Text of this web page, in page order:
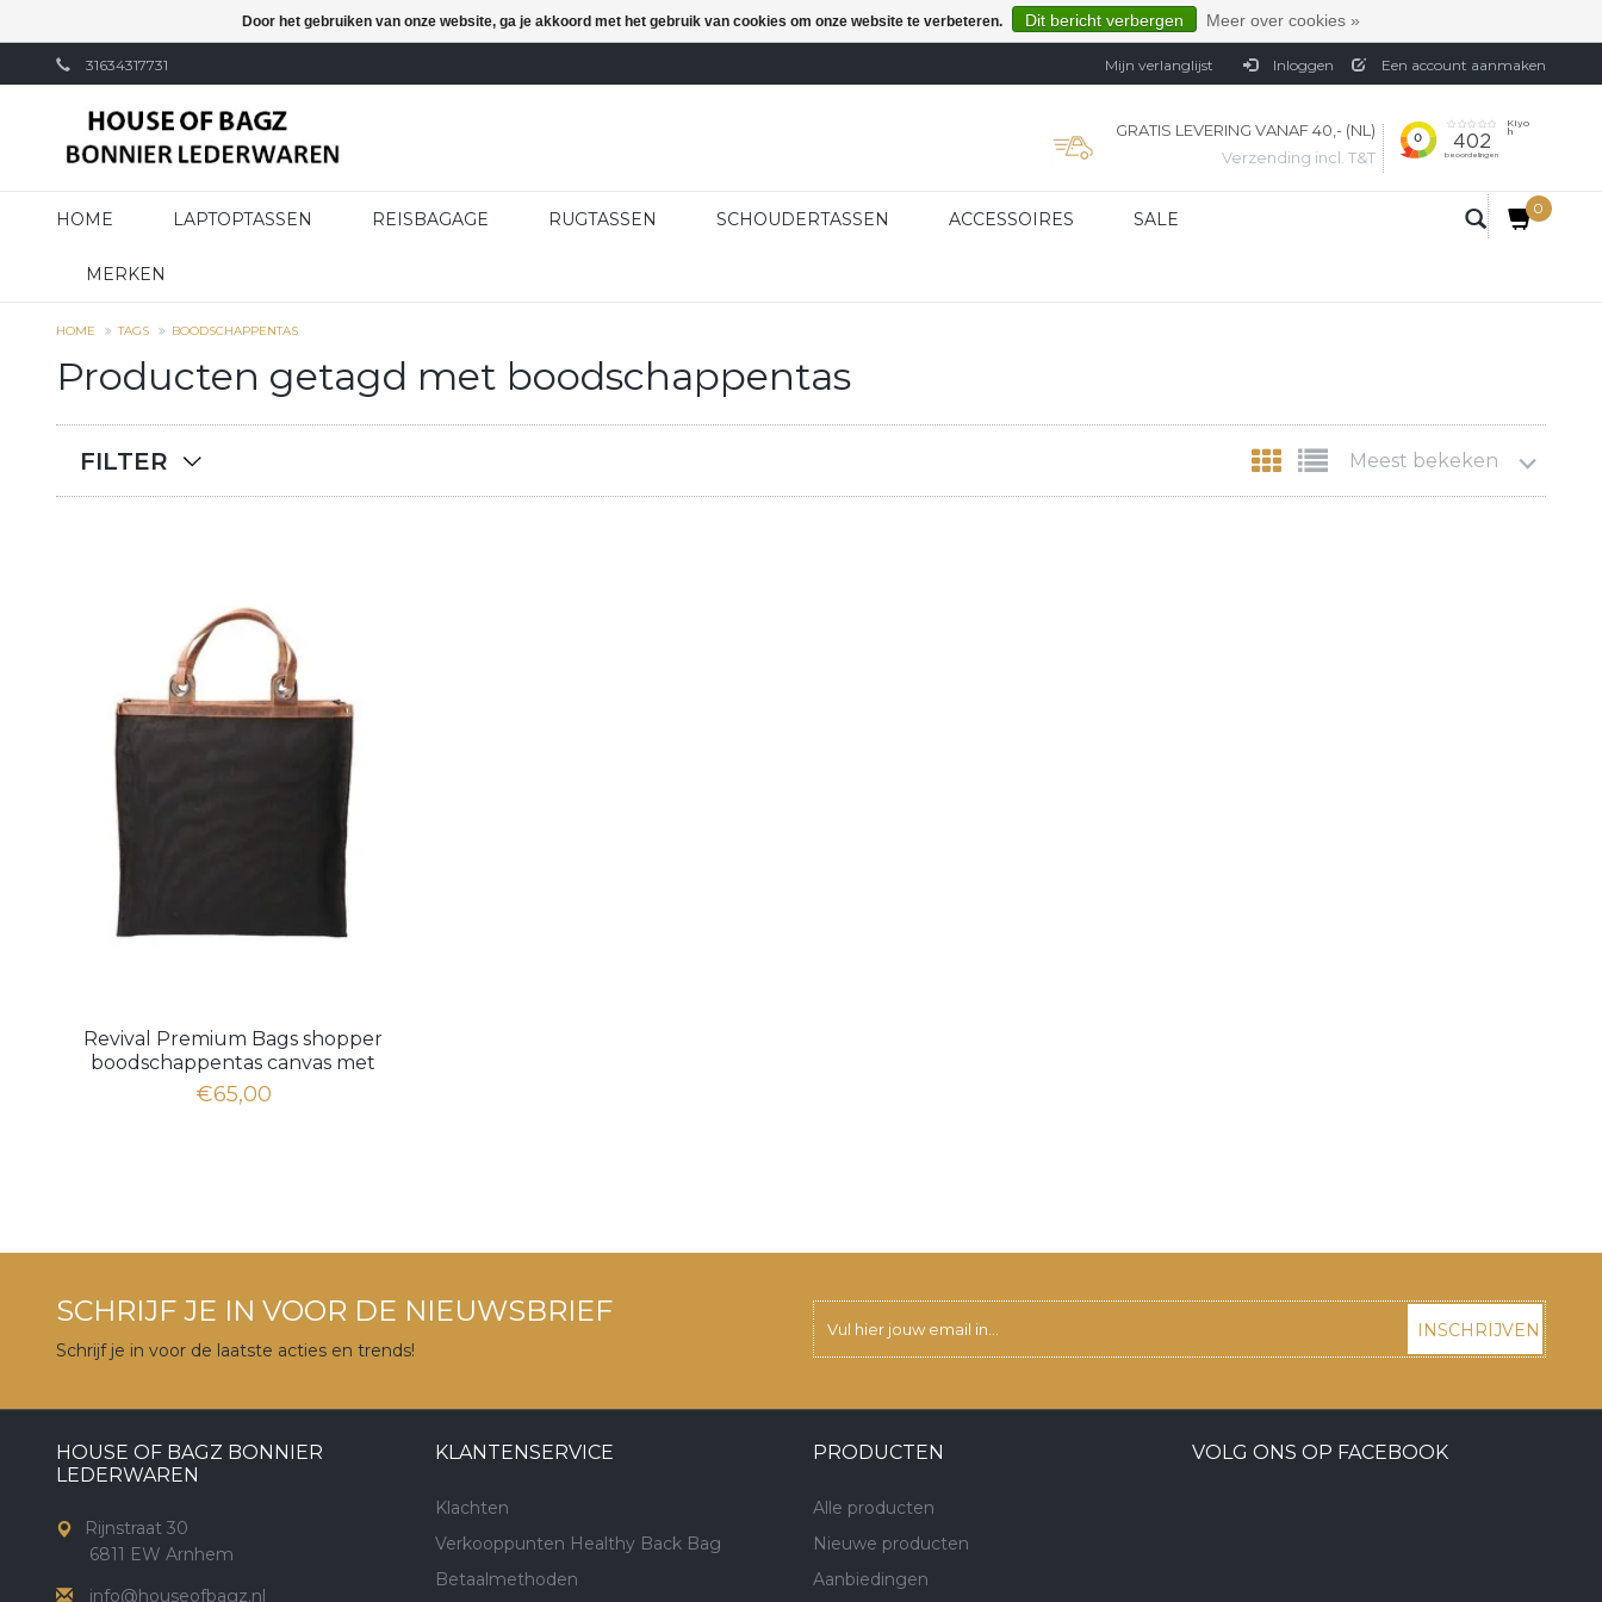
31634317731 Mijn verlanglijst Inloggen Een account aanmaken
GRATIS LEVERING VANAF 40,- (NL)
Verzending incl. T&T
HOME LAPTOPTASSEN REISBAGAGE RUGTASSEN SCHOUDERTASSEN ACCESSOIRES SALE
MERKEN
0
HOME TAGS BOODSCHAPPENTAS
Producten getagd met boodschappentas
FILTER Meest bekeken
Revival Premium Bags shopper
boodschappentas canvas met
leer
€65,00
SCHRIJF JE IN VOOR DE NIEUWSBRIEF
Schrijf je in voor de laatste acties en trends!
INSCHRIJVEN
HOUSE OF BAGZ BONNIER
LEDERWAREN
Rijnstraat 30
6811 EW Arnhem
info@houseofbagz.nl
KLANTENSERVICE
Klachten
Verkooppunten Healthy Back Bag
Betaalmethoden
PRODUCTEN
Alle producten
Nieuwe producten
Aanbiedingen
VOLG ONS OP FACEBOOK
Door het gebruiken van onze website, ga je akkoord met het gebruik van cookies om onze website te verbeteren. Dit bericht verbergen Meer over cookies »